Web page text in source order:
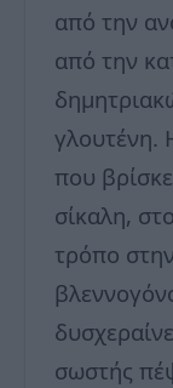
από την
από την
γλουτένη.
που
σίκαλη,
τρόπο
σωστής